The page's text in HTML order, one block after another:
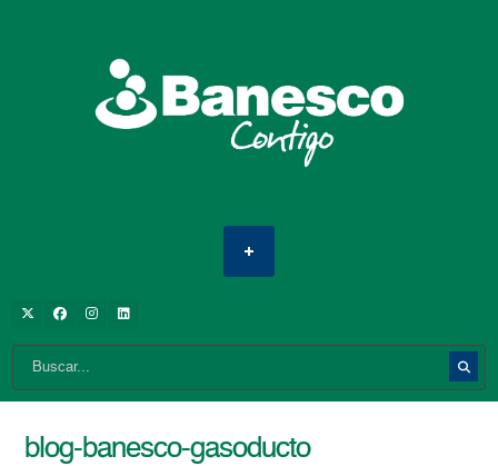
blog-banesco-gasoducto